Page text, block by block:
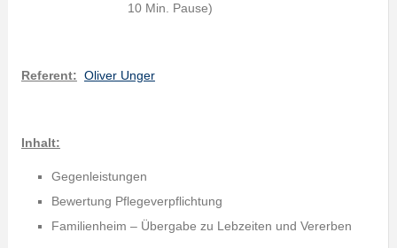
10 Min. Pause)
Referent: Oliver Unger
Inhalt:
Gegenleistungen
Bewertung Pflegeverpflichtung
Familienheim – Übergabe zu Lebzeiten und Vererben